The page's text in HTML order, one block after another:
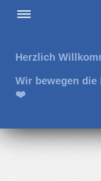
Herzlich
Wir bewegen die
❤️